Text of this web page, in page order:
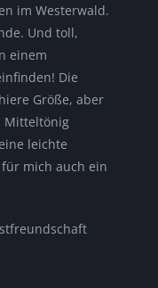
im Westerwald.
Und toll,
einem
Die
Größe, aber
Mitteltönig
leichte
mich auch ein